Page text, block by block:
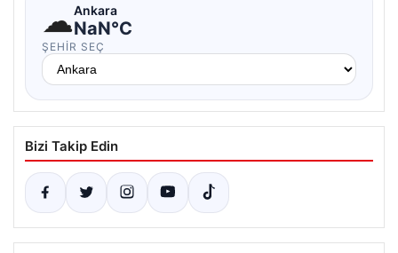
☁Ankara
NaN°C
ŞEHIR SEÇ
Bizi Takip Edin